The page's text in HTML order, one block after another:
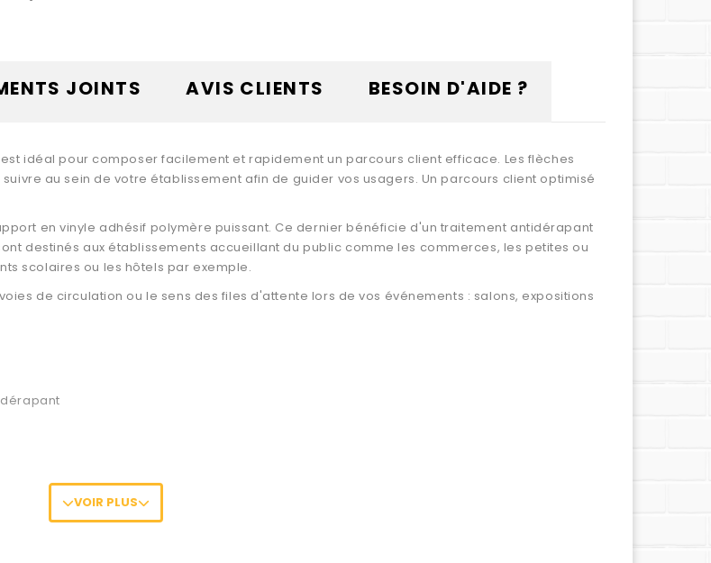
JOINTS AVIS CLIENTS BESOIN D'AIDE ?
idéal pour composer facilement et rapidement un parcours client efficace. Les flèches
au sein de votre établissement afin de guider vos usagers. Un parcours client optimisé
en vinyle adhésif polymère puissant. Ce dernier bénéficie d'un traitement antidérapant
destinés aux établissements accueillant du public comme les commerces, les petites ou
scolaires ou les hôtels par exemple.
de circulation ou le sens des files d'attente lors de vos événements : salons, expositions
VOIR PLUS